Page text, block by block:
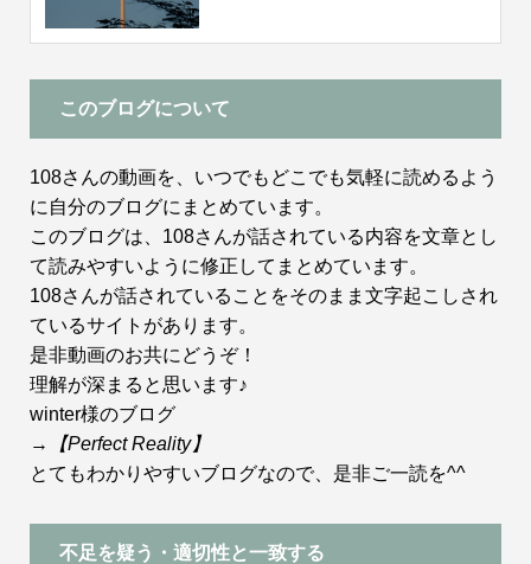
このブログについて
108さんの動画を、いつでもどこでも気軽に読めるよう
に自分のブログにまとめています。
このブログは、108さんが話されている内容を文章とし
て読みやすいように修正してまとめています。
108さんが話されていることをそのまま文字起こしされ
ているサイトがあります。
是非動画のお共にどうぞ！
理解が深まると思います♪
winter様のブログ
→
【Perfect Reality】
とてもわかりやすいブログなので、是非ご一読を^^
不足を疑う・適切性と一致する